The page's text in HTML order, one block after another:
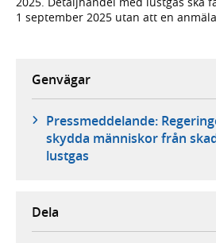
1 september 2025 utan att en
Genvägar
Pressmeddelande:
skydda människor från
lustgas
Dela